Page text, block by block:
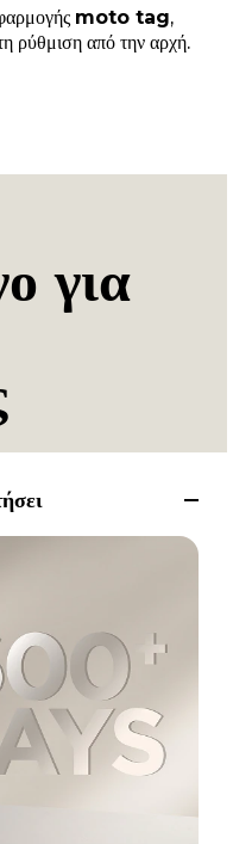
moto tag,
ρύθμιση από την αρχή.
για